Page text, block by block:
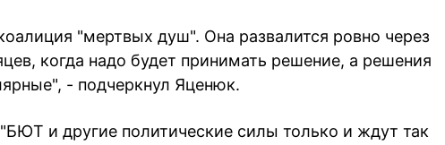
"мертвых душ". Она развалится ровно через
когда надо будет принимать решение, а решения
- подчеркнул Яценюк.
и другие политические силы только и ждут так